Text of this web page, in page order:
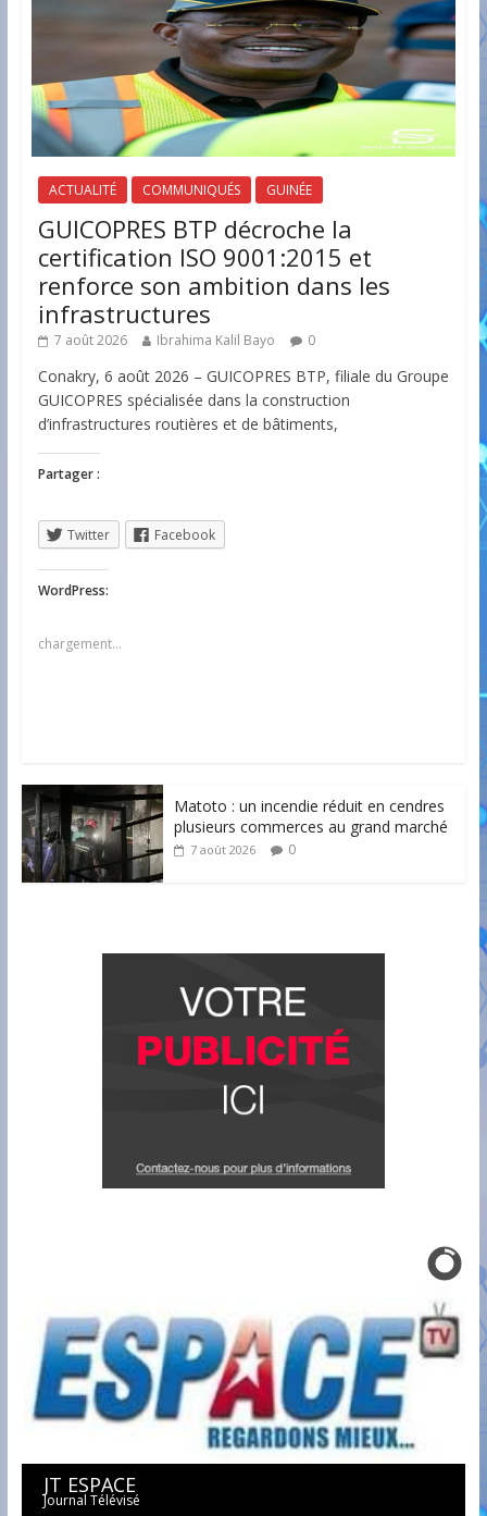
ACTUALITÉ COMMUNIQUÉS GUINÉE
GUICOPRES BTP décroche la
certification ISO 9001:2015 et
renforce son ambition dans les
infrastructures
7 août 2026 Ibrahima Kalil Bayo 0
Conakry, 6 août 2026 – GUICOPRES BTP, filiale du Groupe
GUICOPRES spécialisée dans la construction
d’infrastructures routières et de bâtiments,
Partager :
Twitter Facebook
WordPress:
chargement…
Matoto : un incendie réduit en cendres
plusieurs commerces au grand marché
7 août 2026 0
JT ESPACE
Journal Télévisé